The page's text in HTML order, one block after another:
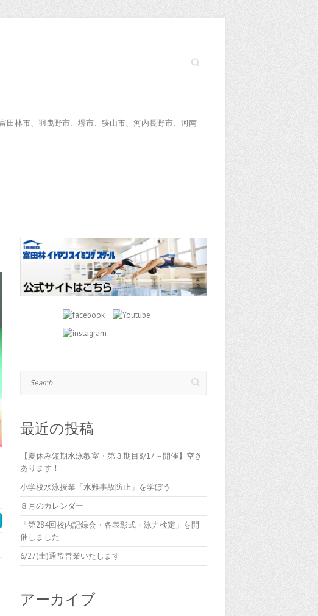
Search
田林市、羽曳野市、堺市、狭山市、河内長野市、河南
最近の投稿
【夏休み短期水泳教室・第３期目8/17～開催】空き
あります！
小学校水泳授業「水難事故防止」を学ぼう
８月のカレンダー
「第284回校内記録会・各表彰式・泳力検定」を開
催しました
6/27(土)通常営業いたします
アーカイブ